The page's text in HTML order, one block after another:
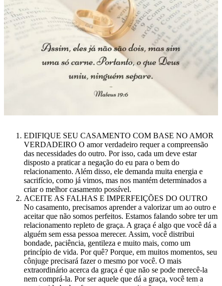
EDIFIQUE SEU CASAMENTO COM BASE NO AMOR
VERDADEIRO O amor verdadeiro requer a compreensão
das necessidades do outro. Por isso, cada um deve estar
disposto a praticar a negação do eu para o bem do
relacionamento. Além disso, ele demanda muita energia e
sacrifício, como já vimos, mas nos mantém determinados a
criar o melhor casamento possível.
ACEITE AS FALHAS E IMPERFEIÇÕES DO OUTRO
No casamento, precisamos aprender a valorizar um ao outro e
aceitar que não somos perfeitos. Estamos falando sobre ter um
relacionamento repleto de graça. A graça é algo que você dá a
alguém sem essa pessoa merecer. Assim, você distribui
bondade, paciência, gentileza e muito mais, como um
princípio de vida. Por quê? Porque, em muitos momentos, seu
cônjuge precisará fazer o mesmo por você. O mais
extraordinário acerca da graça é que não se pode merecê-la
nem comprá-la. Por ser aquele que dá a graça, você tem a